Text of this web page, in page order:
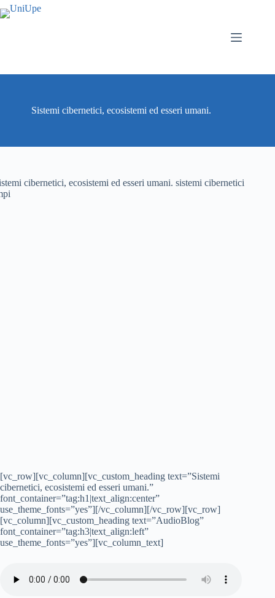
Salta
al
Sistemi cibernetici, ecosistemi ed esseri umani.
[vc_row][vc_column][vc_custom_heading text=”Sistemi
cibernetici, ecosistemi ed esseri umani.”
font_container=”tag:h1|text_align:center”
use_theme_fonts=”yes”][/vc_column][/vc_row][vc_row]
[vc_column][vc_custom_heading text=”AudioBlog”
font_container=”tag:h3|text_align:left”
use_theme_fonts=”yes”][vc_column_text]